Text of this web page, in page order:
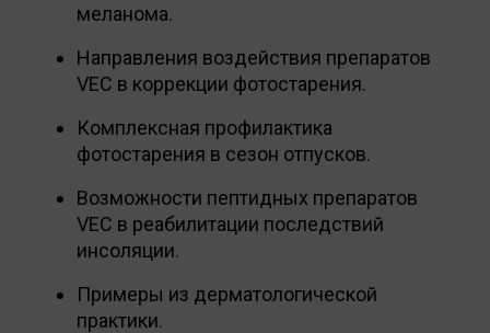
меланома.
Направления воздействия препаратов
VEC в коррекции фотостарения.
Комплексная профилактика
фотостарения в сезон отпусков.
Возможности пептидных препаратов
VEC в реабилитации последствий
инсоляции.
Примеры из дерматологической
практики.